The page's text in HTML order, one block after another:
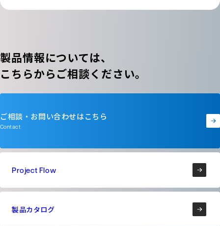
製品情報については、
こちらからご相談ください。
ご相談・お問い合わせはこちら
Contact
Project Flow
製品カタログ